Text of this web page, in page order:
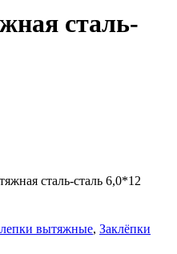
сталь-
сталь-сталь 6,0*12
вытяжные, Заклёпки